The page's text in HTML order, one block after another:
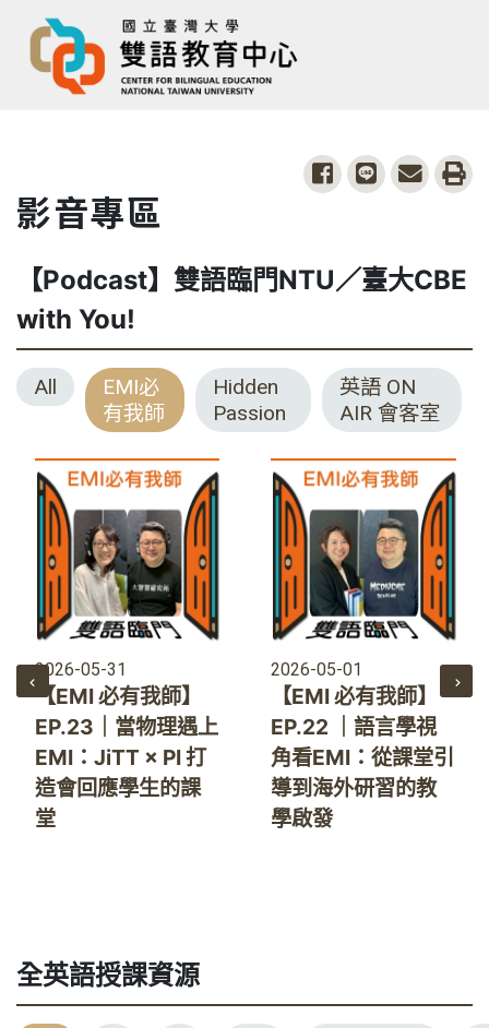
share to facebook
share to line
share to
影音專區
【Podcast】雙語臨門NTU／臺大CBE
with You!
All
EMI必
有我師
Hidden
Passion
英語 ON
AIR 會客室
2026-05-31
【EMI 必有我師】
EP.23｜當物理遇上
EMI：JiTT × PI 打
造會回應學生的課
堂
2026-05-01
【EMI 必有我師】
EP.22 ｜語言學視
角看EMI：從課堂引
導到海外研習的教
學啟發
全英語授課資源